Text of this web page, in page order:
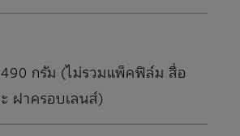
กรัม (ไม่รวมแพ็คฟิล์ม สื่อ
ฝาครอบเลนส์)